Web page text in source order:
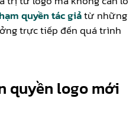
quyền tác giảtừ những
trực tiếp đến quá trình
quyền logo mới